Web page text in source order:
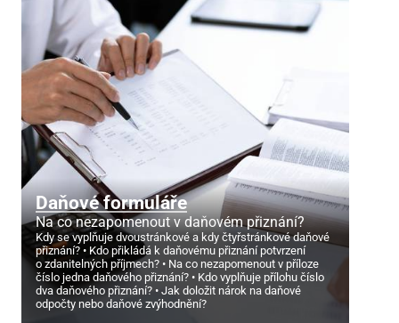
Daňové formuláře
Na co nezapomenout v daňovém přiznání?
Kdy se vyplňuje dvoustránkové a kdy čtyřstránkové daňové
přiznání?
Kdo přikládá k daňovému přiznání potvrzení
o zdanitelných příjmech?
Na co nezapomenout v příloze
číslo jedna daňového přiznání?
Kdo vyplňuje přílohu číslo
dva daňového přiznání?
Jak doložit nárok na daňové
odpočty nebo daňové zvýhodnění?